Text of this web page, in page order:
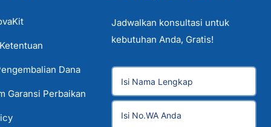
Dana
Garansi Perbaikan
Jadwalkan konsultasi untuk
kebutuhan Anda, Gratis!